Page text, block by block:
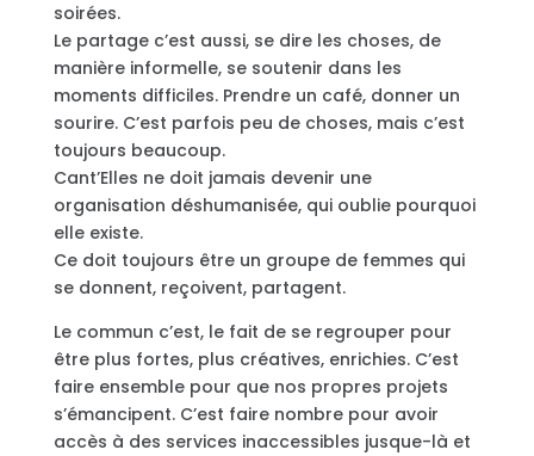
soirées.
Le partage c’est aussi, se dire les choses, de
manière informelle, se soutenir dans les
moments difficiles. Prendre un café, donner un
sourire. C’est parfois peu de choses, mais c’est
toujours beaucoup.
Cant’Elles ne doit jamais devenir une
organisation déshumanisée, qui oublie pourquoi
elle existe.
Ce doit toujours être un groupe de femmes qui
se donnent, reçoivent, partagent.
Le commun c’est, le fait de se regrouper pour
être plus fortes, plus créatives, enrichies. C’est
faire ensemble pour que nos propres projets
s’émancipent. C’est faire nombre pour avoir
accès à des services inaccessibles jusque-là et